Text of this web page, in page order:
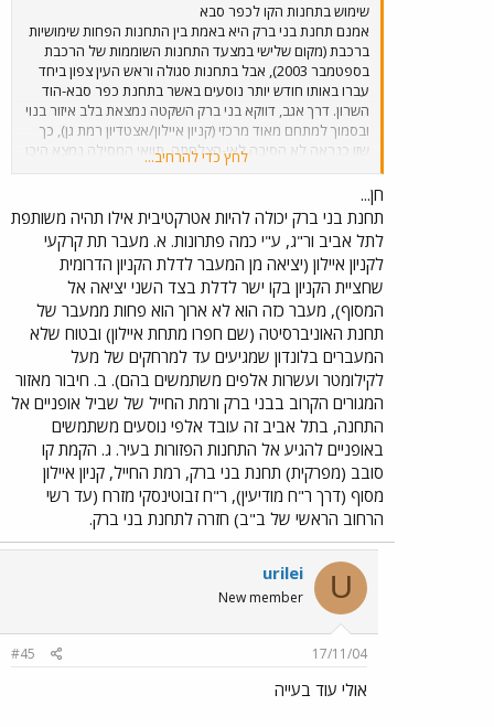
שימוש בתחנות הקו לכפר סבא
אמנם תחנת בני ברק היא באמת בין התחנות הפחות שימושיות
ברכבת (מקום שלישי במצעד התחנות השוממות של הרכבת
בספטמבר 2003), אבל בתחנות סגולה וראש העין צפון ביחד
עברו באותו חודש יותר נוסעים באשר בתחנת כפר סבא-הוד
השרון. דרך אגב, דווקא בני ברק השקטה נמצאת בלב איזור בנוי
ובסמוך למתחם מאוד מרכזי (קניון איילון/אצטדיון רמת גן), כך
שזו כנראה לא הסיבה לאי-הצלחתה. תוואי המסילה נמצא היכן
שהוא מנסיבות הסטוריות, והיום יעלה מאות מליונים של שקלים
לחץ כדי להרחיב...
חן...
תחנת בני ברק יכולה להיות אטרקטיבית אילו תהיה משותפת
לתל אביב ור"ג, ע"י כמה פתרונות. א. מעבר תת קרקעי
לקניון איילון (יציאה מן המעבר לדלת הקניון הדרומית
שחציית הקניון בקו ישר לדלת בצד השני יציאה אל
המסוף), מעבר כזה הוא לא ארוך הוא פחות ממעבר של
תחנת האוניברסיטה (שם חפרו מתחת איילון) ובטוח שלא
המעברים בלונדון שמגיעים עד למרחקים של מעל
לקילומטר ועשרות אלפים משתמשים בהם). ב. חיבור מאזור
המגורים הקרוב בבני ברק ורמת החייל של שביל אופניים אל
התחנה, בתל אביב זה עובד אלפי נוסעים משתמשים
באופניים להגיע אל התחנות הפזורות בעיר. ג. הקמת קו
סובב (מפרקית) תחנת בני ברק, רמת החייל, קניון איילון
מסוף (דרך ר"ח מודיעין), ר"ח זבוטינסקי מזרח (עד רשי
הרחוב הראשי של ב"ב) חזרה לתחנת בני ברק.
U
urilei
New member
17/11/04
#45
אולי עוד בעייה